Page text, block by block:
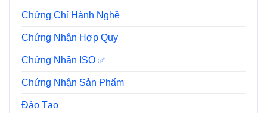
Chứng Chỉ Hành Nghề
Chứng Nhận Hợp Quy
Chứng Nhận ISO ✅
Chứng Nhận Sản Phẩm
Đào Tạo